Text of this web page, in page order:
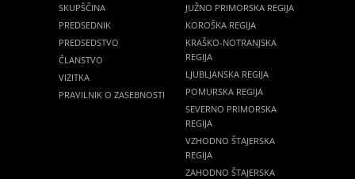
SKUPŠČINA
PREDSEDNIK
PREDSEDSTVO
ČLANSTVO
VIZITKA
PRAVILNIK O ZASEBNOSTI
JUŽNO PRIMORSKA REGIJA
KOROŠKA REGIJA
KRAŠKO-NOTRANJSKA
REGIJA
LJUBLJANSKA REGIJA
POMURSKA REGIJA
SEVERNO PRIMORSKA
REGIJA
VZHODNO ŠTAJERSKA
REGIJA
ZAHODNO ŠTAJERSKA